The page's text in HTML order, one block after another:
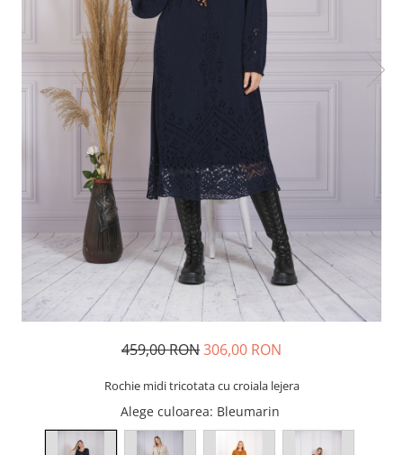
459,00 RON306,00 RON
Rochie midi tricotata cu croiala lejera
Alege culoarea: Bleumarin